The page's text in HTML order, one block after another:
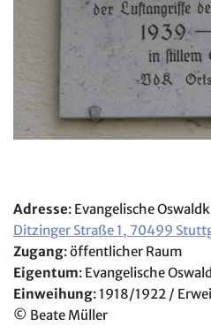
Adresse: Evangelische
Ditzinger Straße 1, 70499
Zugang: öffentlicher Raum
Eigentum: Evangelische
Einweihung: 1918/1922 /
© Beate Müller